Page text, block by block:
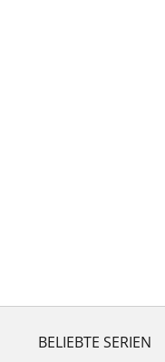
BELIEBTE SERIEN